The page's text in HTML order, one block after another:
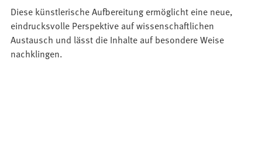
Diese künstlerische Aufbereitung ermöglicht eine neue,
eindrucksvolle Perspektive auf wissenschaftlichen
Austausch und lässt die Inhalte auf besondere Weise
nachklingen.